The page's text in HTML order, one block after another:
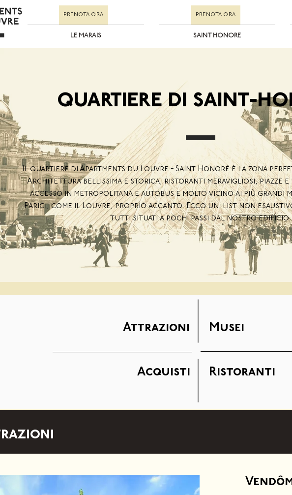
PRENOTA ORA PRENOTA ORA
LE MARAIS SAINT HONORE
QUARTIERE DI SAINT-
Il quartiere di Apartments du Louvre - Saint Honoré è la zona
Architettura bellissima e storica, ristoranti meravigliosi, piazze e
accesso in metropolitana e autobus e molto vicino ai più grandi
Parigi, come il Louvre, proprio accanto. Ecco un list non
tutti situati a pochi passi dal nostro edificio.
Attrazioni Musei
Acquisti Ristoranti